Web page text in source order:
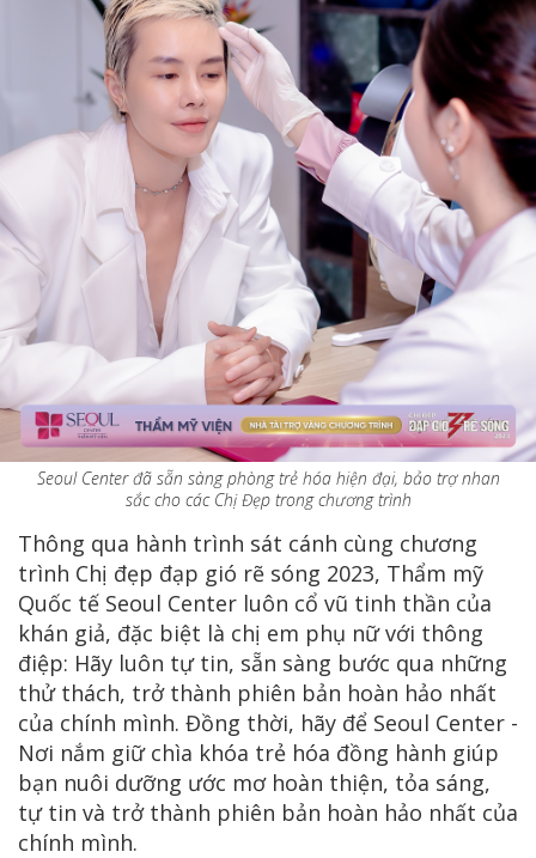
Seoul Center đã sẵn sàng phòng trẻ hóa hiện đại, bảo trợ nhan
sắc cho các Chị Đẹp trong chương trình
Thông qua hành trình sát cánh cùng chương
trình Chị đẹp đạp gió rẽ sóng 2023, Thẩm mỹ
Quốc tế Seoul Center luôn cổ vũ tinh thần của
khán giả, đặc biệt là chị em phụ nữ với thông
điệp: Hãy luôn tự tin, sẵn sàng bước qua những
thử thách, trở thành phiên bản hoàn hảo nhất
của chính mình. Đồng thời, hãy để Seoul Center -
Nơi nắm giữ chìa khóa trẻ hóa đồng hành giúp
bạn nuôi dưỡng ước mơ hoàn thiện, tỏa sáng,
tự tin và trở thành phiên bản hoàn hảo nhất của
chính mình.